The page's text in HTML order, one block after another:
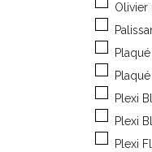
Olivier
Plexi
Plexi
Plexi